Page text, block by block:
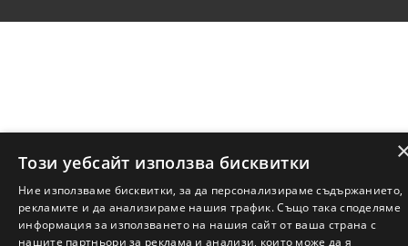
Този уебсайт използва бисквитки
Ние използваме бисквитки, за да персонализираме съдържанието,
рекламите и да анализираме нашия трафик. Също така споделяме
информация за използването на нашия сайт от ваша страна с
нашите партньори за реклама и анализи, които може да я